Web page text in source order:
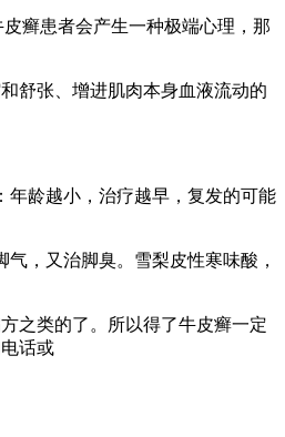
癣患者会产生一种极端心理，那
舒张、增进肌肉本身血液流动的
年龄越小，治疗越早，复发的可能
，又治脚臭。雪梨皮性寒味酸，
之类的了。所以得了牛皮癣一定
话或